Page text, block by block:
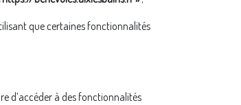
que certaines fonctionnalités
d’accéder à des fonctionnalités